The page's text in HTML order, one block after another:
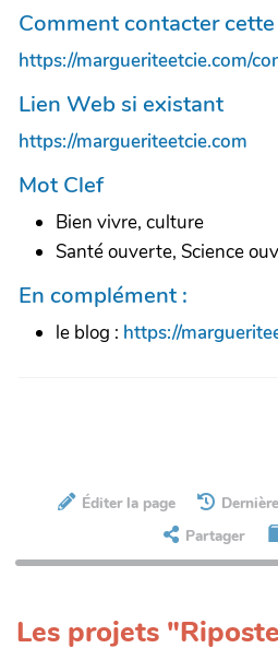
Comment contacter
https://margueriteetcie.com/
Lien Web si existant
https://margueriteetcie.com
Mot Clef
Bien vivre, culture
Santé ouverte, Science
En complément :
le blog : https://
Éditer la page
Partager